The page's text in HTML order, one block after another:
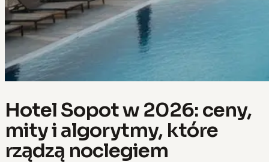
Hotel Sopot w 2026: ceny,
mity i algorytmy, które
rządzą noclegiem